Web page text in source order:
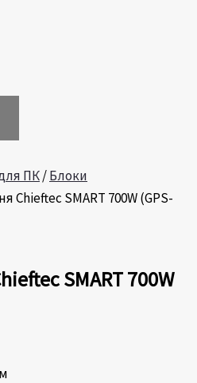
ПК/Блоки
Chieftec SMART 700W (GPS-
SMART 700W